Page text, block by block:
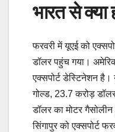
भारत से क्या
फरवरी में यूएई को
डॉलर पहुंच गया।
एक्सपोर्ट डेस्टिनेशन
गोल्ड, 23.7 करोड़
डॉलर का मोटर गैसोलीन
सिंगापुर को एक्सपोर्ट